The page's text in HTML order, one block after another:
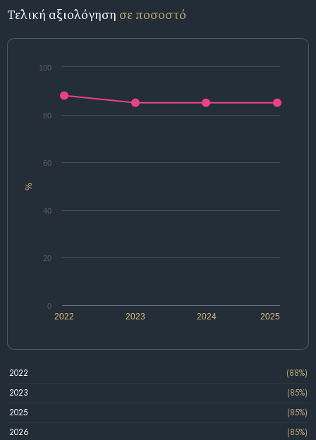
Τελική αξιολόγηση σε ποσοστό
%
2022 2024
2023 2025
0
20
40
60
80
100
2022
(88%)
2023
(85%)
2025
(85%)
2026
(85%)